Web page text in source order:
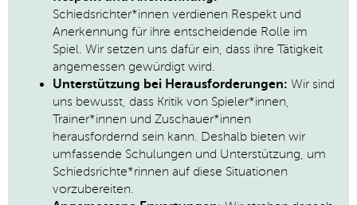
Schiedsrichter*innen verdienen Respekt und
Anerkennung für ihre entscheidende Rolle im
Spiel. Wir setzen uns dafür ein, dass ihre Tätigkeit
angemessen gewürdigt wird.
Unterstützung bei Herausforderungen: Wir sind
uns bewusst, dass Kritik von Spieler*innen,
Trainer*innen und Zuschauer*innen
herausfordernd sein kann. Deshalb bieten wir
umfassende Schulungen und Unterstützung, um
Schiedsrichte*rinnen auf diese Situationen
vorzubereiten.